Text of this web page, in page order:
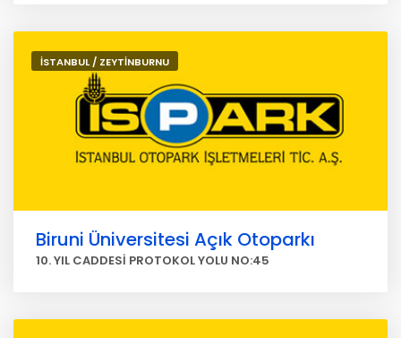
İSTANBUL / ZEYTİNBURNU
Biruni Üniversitesi Açık Otoparkı
10. YIL CADDESİ PROTOKOL YOLU NO:45